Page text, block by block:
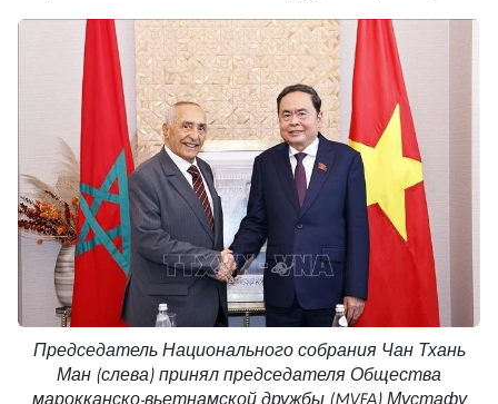
Председатель Национального собрания Чан Тхань
Ман (слева) принял председателя Общества
марокканско-вьетнамской дружбы (MVFA) Мустафу